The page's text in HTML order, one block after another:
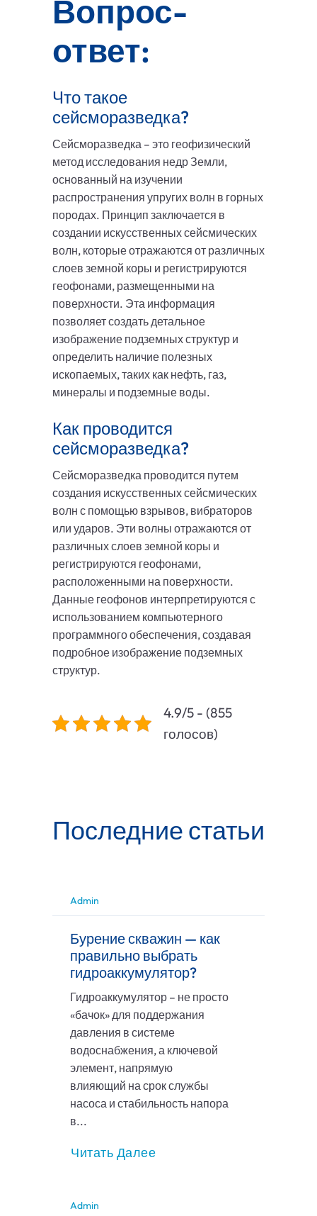
Вопрос-
ответ:
Что такое
сейсморазведка?
Сейсморазведка – это геофизический
метод исследования недр Земли,
основанный на изучении
распространения упругих волн в горных
породах. Принцип заключается в
создании искусственных сейсмических
волн, которые отражаются от различных
слоев земной коры и регистрируются
геофонами, размещенными на
поверхности. Эта информация
позволяет создать детальное
изображение подземных структур и
определить наличие полезных
ископаемых, таких как нефть, газ,
минералы и подземные воды.
Как проводится
сейсморазведка?
Сейсморазведка проводится путем
создания искусственных сейсмических
волн с помощью взрывов, вибраторов
или ударов. Эти волны отражаются от
различных слоев земной коры и
регистрируются геофонами,
расположенными на поверхности.
Данные геофонов интерпретируются с
использованием компьютерного
программного обеспечения, создавая
подробное изображение подземных
структур.
4.9/5 - (855
голосов)
Последние статьи
Admin
Бурение скважин — как
правильно выбрать
гидроаккумулятор?
Гидроаккумулятор – не просто
«бачок» для поддержания
давления в системе
водоснабжения, а ключевой
элемент, напрямую
влияющий на срок службы
насоса и стабильность напора
в...
Читать Далее
Admin